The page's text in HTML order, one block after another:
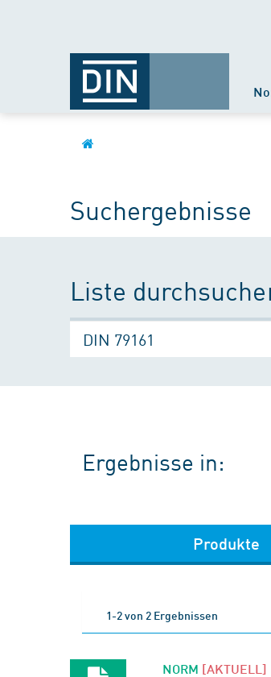
Suchergebnisse
Liste
Ergebnisse in:
Produkte
1-2 von 2 Ergebnissen
NORM [AKTUELL]